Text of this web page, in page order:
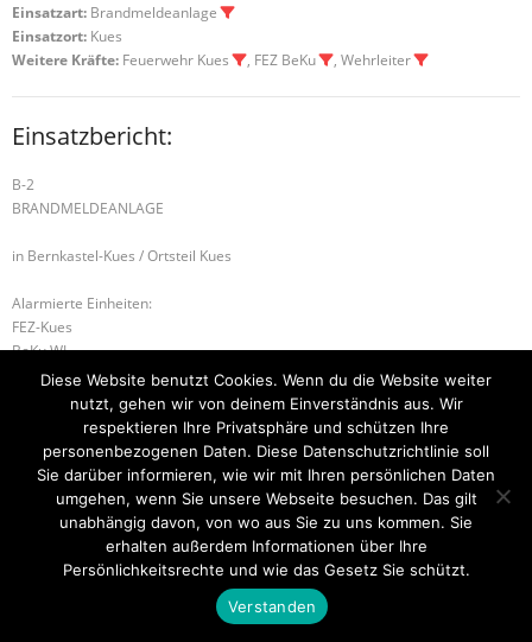
Einsatzart: Brandmeldeanlage
Einsatzort: Kues
Weitere Kräfte: Feuerwehr Kues , FEZ BeKu , Wehrleiter
Einsatzbericht:
B-2
BRANDMELDEANLAGE
in Bernkastel-Kues / Ortsteil Kues
Alarmierte Einheiten:
FEZ-Kues
BeKu WL
B-1 MÜLLBRAND H-1 TIERRETTUNG
Startseite Einsätze Mitglied werden Über uns
Bilder
Kontakt
Theme byThink Up Themes Ltd . Powered byWordPress
Diese Website benutzt Cookies. Wenn du die Website weiter
nutzt, gehen wir von deinem Einverständnis aus. Wir
respektieren Ihre Privatsphäre und schützen Ihre
personenbezogenen Daten. Diese Datenschutzrichtlinie soll
Sie darüber informieren, wie wir mit Ihren persönlichen Daten
umgehen, wenn Sie unsere Webseite besuchen. Das gilt
unabhängig davon, von wo aus Sie zu uns kommen. Sie
erhalten außerdem Informationen über Ihre
Persönlichkeitsrechte und wie das Gesetz Sie schützt.
Verstanden